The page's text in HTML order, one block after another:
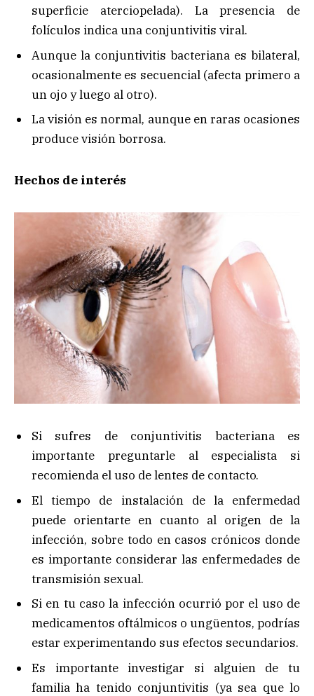
superficie aterciopelada). La presencia de
folículos indica una conjuntivitis viral.
Aunque la conjuntivitis bacteriana es bilateral,
ocasionalmente es secuencial (afecta primero a
un ojo y luego al otro).
La visión es normal, aunque en raras ocasiones
produce visión borrosa.
Hechos de interés
Si sufres de conjuntivitis bacteriana es
importante preguntarle al especialista si
recomienda el uso de lentes de contacto.
El tiempo de instalación de la enfermedad
puede orientarte en cuanto al origen de la
infección, sobre todo en casos crónicos donde
es importante considerar las enfermedades de
transmisión sexual.
Si en tu caso la infección ocurrió por el uso de
medicamentos oftálmicos o ungüentos, podrías
estar experimentando sus efectos secundarios.
Es importante investigar si alguien de tu
familia ha tenido conjuntivitis (ya sea que lo